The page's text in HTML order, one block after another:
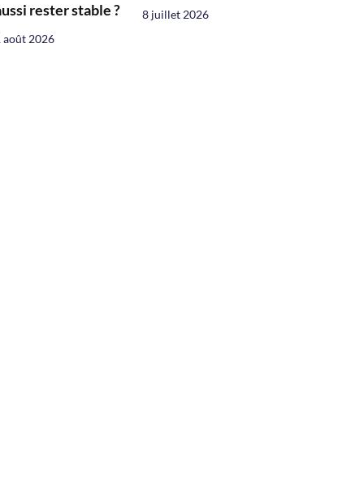
rester stable ?
août 2026
8 juillet 2026